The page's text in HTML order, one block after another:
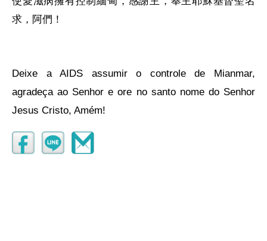
求，阿們！
Deixe a AIDS assumir o controle de Mianmar,
agradeça ao Senhor e ore no santo nome do Senhor
Jesus Cristo, Amém!